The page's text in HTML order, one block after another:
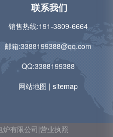
联系我们
销售热线:191-3809-6664
邮箱:3388199388@qq.com
QQ:3388199388
网站地图 | sitemap
有限公司|营业执照